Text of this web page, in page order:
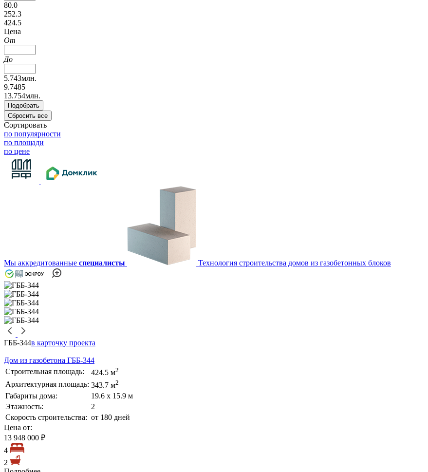
80.0
252.3
424.5
Цена
От
До
5.743млн.
9.7485
13.754млн.
Сортировать
по популярности
по площади
по цене
Мы аккредитованные специалисты Технология строительства домов из газобетонных блоков
ГББ-344в карточку проекта
Дом из газобетона ГББ-344
Строительная площадь:
424.5 м2
Архитектурная площадь: 343.7 м2
Габариты дома:
19.6 х 15.9 м
Этажность:
2
Скорость строительства: от 180 дней
Цена от:
13 948 000 ₽
4
2